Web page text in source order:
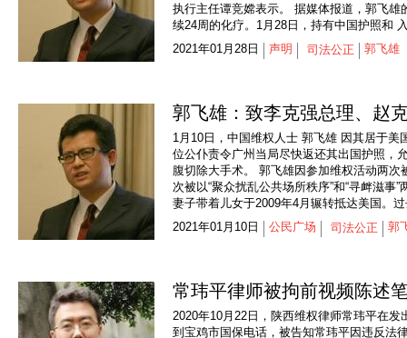
执行主任谭竞嫦表示。 据媒体报道，郭飞
续24周的化疗。1月28日，持有中国护照和
2021年01月28日
声明 司法公正 郭飞雄
郭飞雄：致李克强总理、赵
1月10日，中国维权人士 郭飞雄 因其居于
位公仆责令广州当局尽快返还其出国护照，
腹切除大手术。 郭飞雄因参加维权活动两次
次被以“聚众扰乱公共场所秩序”和“寻衅滋
妻子带着儿女于2009年4月辗转抵达美国。
2021年01月10日
公民广场 司法公正 郭
常玮平律师被拘前视频陈述
2020年10月22日，陕西维权律师常玮平在
到宝鸡市国保电话，被告知常玮平因违反法